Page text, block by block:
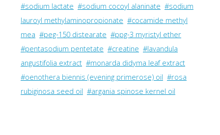
#sodium lactate #sodium cocoyl alaninate #sodium
lauroyl methylaminopropionate #cocamide methyl
mea #peg-150 distearate #ppg-3 myristyl ether
#pentasodium pentetate #creatine #lavandula
angustifolia extract #monarda didyma leaf extract
#oenothera biennis (evening primerose) oil #rosa
rubiginosa seed oil #argania spinose kernel oil